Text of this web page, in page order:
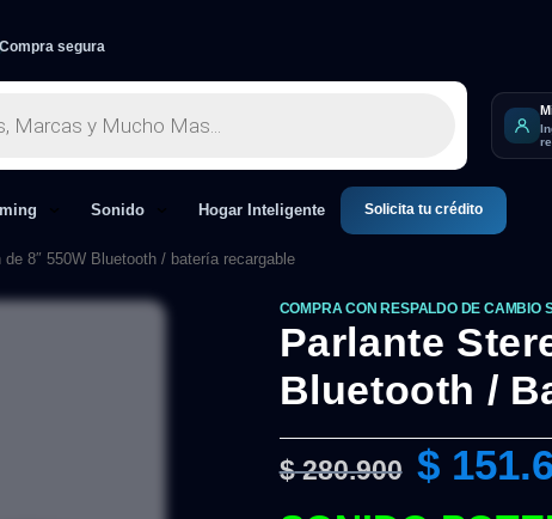
Compra segura
Sonido Hogar Inteligente Solicita tu crédito
de 8″ 550W Bluetooth / batería recargable
COMPRA CON RESPALDO DE CAMBIO
Parlante
Bluetooth /
$280.900 $